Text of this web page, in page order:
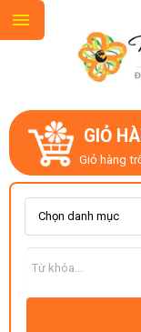
GIỎ
Giỏ hàng
GIỚI THIỆU
LIÊN HỆ
MẪU HOA MỚI